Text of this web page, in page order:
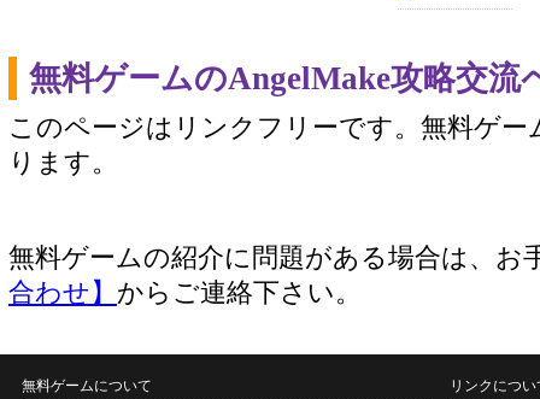
無料ゲームのAngelMake攻略交流
このページはリンクフリーです。無料ゲー
ります。
無料ゲームの紹介に問題がある場合は、お
合わせ】 からご連絡下さい。
無料ゲームについて リンクについ